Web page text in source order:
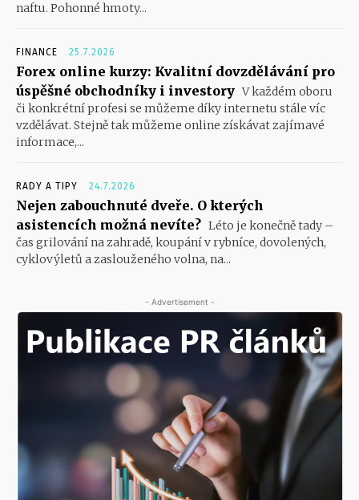
naftu. Pohonné hmoty...
FINANCE 25.7.2026
Forex online kurzy: Kvalitní dovzdělávání pro
úspěšné obchodníky i investory V každém oboru
či konkrétní profesi se můžeme díky internetu stále víc
vzdělávat. Stejně tak můžeme online získávat zajímavé
informace,...
RADY A TIPY 24.7.2026
Nejen zabouchnuté dveře. O kterých
asistencích možná nevíte? Léto je konečně tady –
čas grilování na zahradě, koupání v rybníce, dovolených,
cyklovýletů a zaslouženého volna, na...
- Advertisement -